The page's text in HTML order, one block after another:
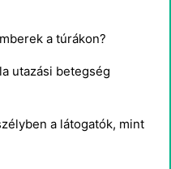
a túrákon?
utazási betegség
a látogatók, mint